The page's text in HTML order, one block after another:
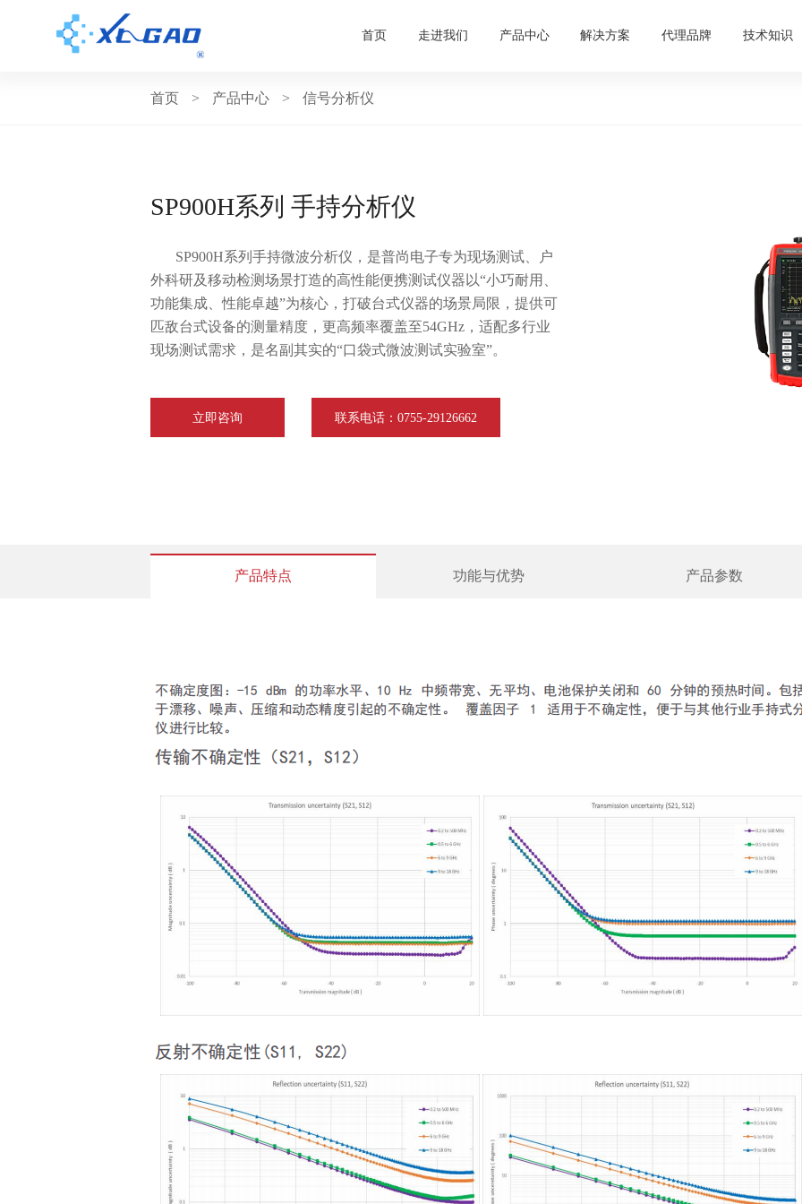
首页 走进我们 产品中心 解决方案 代理品牌 技术知识
首页 > 产品中心 > 信号分析仪
SP900H系列 手持分析仪
SP900H系列手持微波分析仪，是普尚电子专为现场测试、户
外科研及移动检测场景打造的高性能便携测试仪器以“小巧耐用、
功能集成、性能卓越”为核心，打破台式仪器的场景局限，提供可
匹敌台式设备的测量精度，更高频率覆盖至54GHz，适配多行业
现场测试需求，是名副其实的“口袋式微波测试实验室”。
立即咨询 联系电话：0755-29126662
产品特点 功能与优势 产品参数
SP900H 系列手持分析仪-技术规格书20240325.pdf